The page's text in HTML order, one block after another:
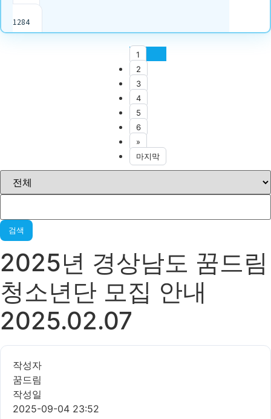
1284
1
2
3
4
5
6
»
마지막
검색
2025년 경상남도 꿈드림
청소년단 모집 안내
2025.02.07
작성자
꿈드림
작성일
2025-09-04 23:52